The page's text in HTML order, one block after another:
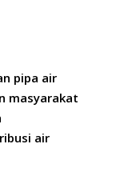
pipa air
masyarakat
air